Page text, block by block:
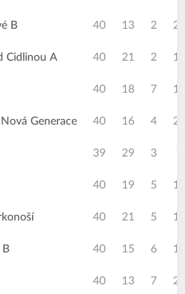
B 40 13 2 25
Cidlinou A 40 21 2 17
40 18 7 15
Generace 40 16 4 20
39 29 3
40 19 5 16
40 21 5 14
B 40 15 6 19
40 13 7 20